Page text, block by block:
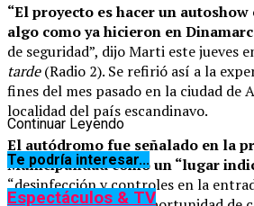
“El proyecto es hacer un
algo como ya hicieron en
de seguridad”, dijo Marti este jueves
tarde(Radio 2). Se refirió así a la
fines del mes pasado en la ciudad de
localidad del país escandinavo.
El autódromo fue señalado en la
Municipalidad como un “lugar
“desinfección y controles en la
Continuar Leyendo
Te podría interesar...
Espectáculos & TV